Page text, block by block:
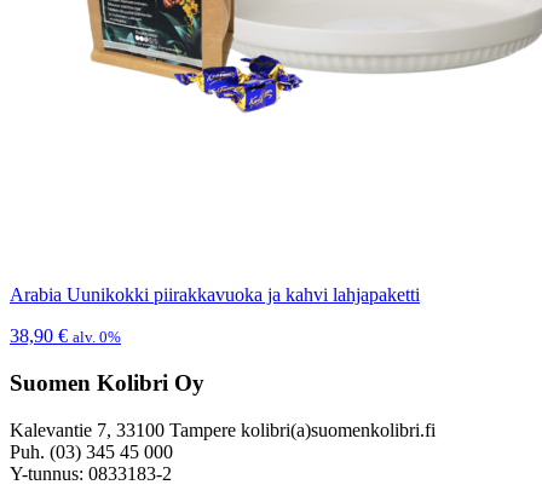
Arabia Uunikokki piirakkavuoka ja kahvi lahjapaketti
38,90 € alv. 0%
Suomen Kolibri Oy
Kalevantie 7, 33100 Tampere kolibri(a)suomenkolibri.fi
Puh. (03) 345 45 000
Y-tunnus: 0833183-2